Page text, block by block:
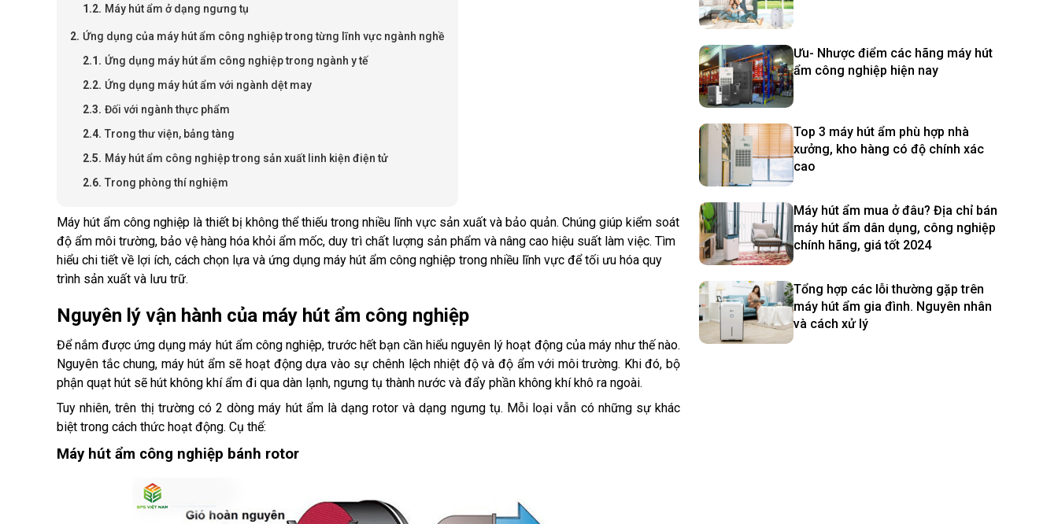
Máy hút ẩm ở dạng ngưng tụ
Ứng dụng của máy hút ẩm công nghiệp trong từng lĩnh vực ngành nghề
Ứng dụng máy hút ẩm công nghiệp trong ngành y tế
Ứng dụng máy hút ẩm với ngành dệt may
Đối với ngành thực phẩm
Trong thư viện, bảng tàng
Máy hút ẩm công nghiệp trong sản xuất linh kiện điện tử
Trong phòng thí nghiệm
Máy hút ẩm công nghiệp là thiết bị không thể thiếu trong nhiều lĩnh vực sản xuất và bảo quản. Chúng giúp kiểm soát
độ ẩm môi trường, bảo vệ hàng hóa khỏi ẩm mốc, duy trì chất lượng sản phẩm và nâng cao hiệu suất làm việc. Tìm
hiểu chi tiết về lợi ích, cách chọn lựa và ứng dụng máy hút ẩm công nghiệp trong nhiều lĩnh vực để tối ưu hóa quy
trình sản xuất và lưu trữ.
Nguyên lý vận hành của máy hút ẩm công nghiệp
Để nắm được ứng dụng máy hút ẩm công nghiệp, trước hết bạn cần hiểu nguyên lý hoạt động của máy như thế nào.
Nguyên tắc chung, máy hút ẩm sẽ hoạt động dựa vào sự chênh lệch nhiệt độ và độ ẩm với môi trường. Khi đó, bộ
phận quạt hút sẽ hút không khí ẩm đi qua dàn lạnh, ngưng tụ thành nước và đẩy phần không khí khô ra ngoài.
Tuy nhiên, trên thị trường có 2 dòng máy hút ẩm là dạng rotor và dạng ngưng tụ. Mỗi loại vẫn có những sự khác
biệt trong cách thức hoạt động. Cụ thể:
Máy hút ẩm công nghiệp bánh rotor
Ưu- Nhược điểm các hãng máy hút
ẩm công nghiệp hiện nay
Top 3 máy hút ẩm phù hợp nhà
xưởng, kho hàng có độ chính xác
cao
Máy hút ẩm mua ở đâu? Địa chỉ bán
máy hút ẩm dân dụng, công nghiệp
chính hãng, giá tốt 2024
Tổng hợp các lỗi thường gặp trên
máy hút ẩm gia đình. Nguyên nhân
và cách xử lý